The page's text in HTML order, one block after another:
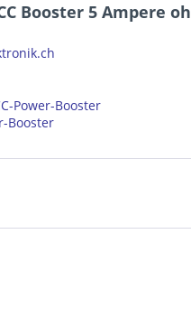
Booster 5 Ampere
Power-Booster
Booster